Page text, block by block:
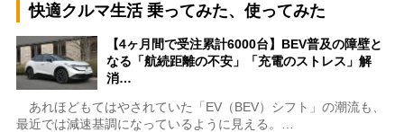
快適クルマ生活 乗ってみた、使ってみた
【4ヶ月間で受注累計6000台】BEV普及の障壁と
なる「航続距離の不安」「充電のストレス」解
消…
あれほどもてはやされていた「EV（BEV）シフト」の潮流も、
最近では減速基調になっているように見える。…